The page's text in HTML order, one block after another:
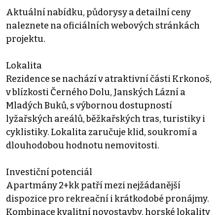
Aktuální nabídku, půdorysy a detailní ceny
naleznete na oficiálních webových stránkách
projektu.
Lokalita
Rezidence se nachází v atraktivní části Krkonoš,
v blízkosti Černého Dolu, Janských Lázní a
Mladých Buků, s výbornou dostupností
lyžařských areálů, běžkařských tras, turistiky i
cyklistiky. Lokalita zaručuje klid, soukromí a
dlouhodobou hodnotu nemovitosti.
Investiční potenciál
Apartmány 2+kk patří mezi nejžádanější
dispozice pro rekreační i krátkodobé pronájmy.
Kombinace kvalitní novostavby, horské lokality